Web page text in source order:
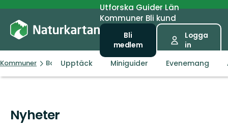
UtforskaGuiderLän
Kommuner Bli kund
Bli
medlem
Logga
in
Kommuner BotkyrkaUpptäck Miniguider Evenemang
Nyheter